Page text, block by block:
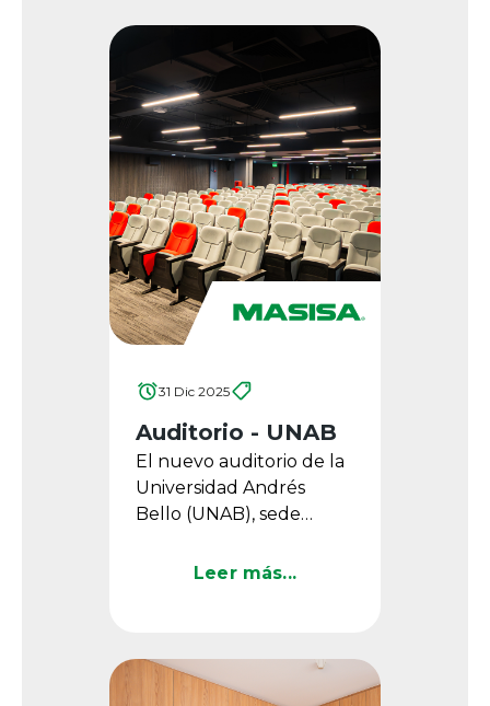
31 Dic 2025
Auditorio - UNAB
El nuevo auditorio de la
Universidad Andrés
Bello (UNAB), sede
de Chile, incorporó
Leer más...